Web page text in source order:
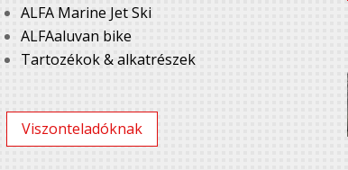
ALFA Marine Jet Ski
ALFAaluvan bike
Tartozékok & alkatrészek
Viszonteladóknak